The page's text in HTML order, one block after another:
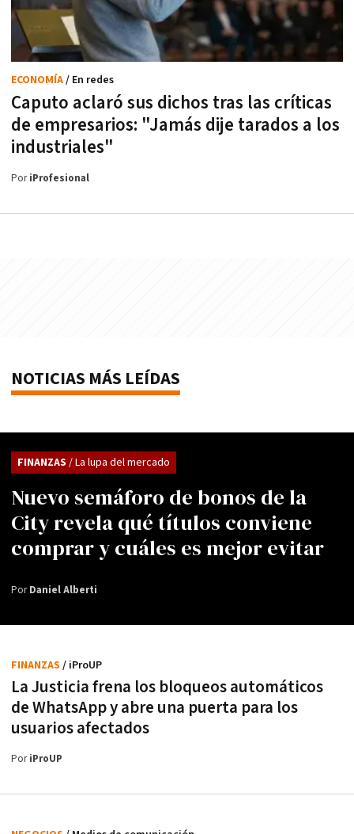
Caputo aclaró sus dichos tras las críticas
de empresarios: "Jamás dije tarados a los
industriales"
ECONOMÍA/ En redes
PoriProfesional
NOTICIAS MÁS LEÍDAS
Nuevo semáforo de bonos de la
City revela qué títulos conviene
comprar y cuáles es mejor evitar
FINANZAS / La lupa del mercado
PorDaniel Alberti
La Justicia frena los bloqueos automáticos
de WhatsApp y abre una puerta para los
usuarios afectados
FINANZAS / iProUP
PoriProUP